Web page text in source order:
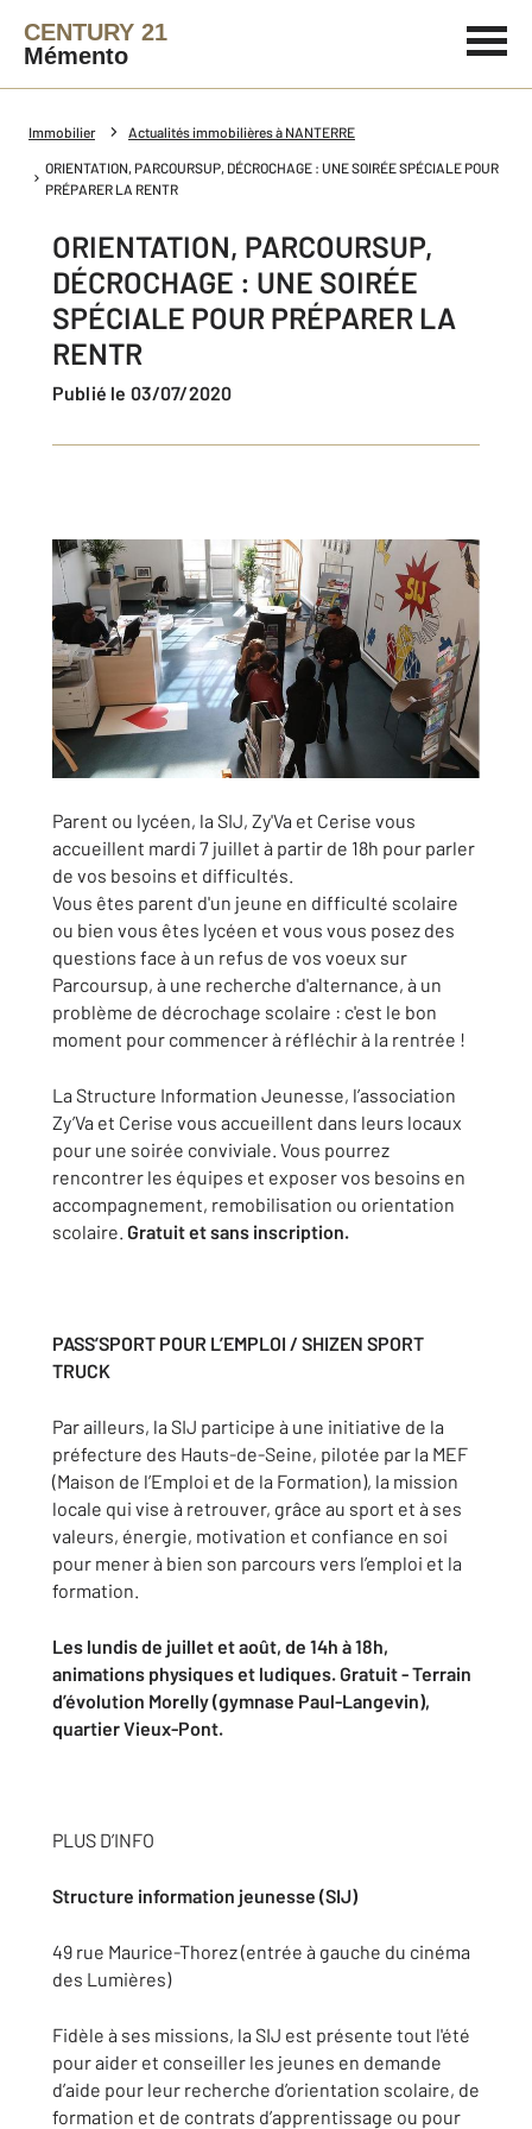
CENTURY 21
Mémento
Immobilier Actualités immobilières à NANTERRE
ORIENTATION, PARCOURSUP, DÉCROCHAGE : UNE SOIRÉE SPÉCIALE POUR
PRÉPARER LA RENTR
ORIENTATION, PARCOURSUP,
DÉCROCHAGE : UNE SOIRÉE
SPÉCIALE POUR PRÉPARER LA
RENTR
Publié le 03/07/2020
Parent ou lycéen, la SIJ, Zy'Va et Cerise vous
accueillent mardi 7 juillet à partir de 18h pour parler
de vos besoins et difficultés.
Vous êtes parent d'un jeune en difficulté scolaire
ou bien vous êtes lycéen et vous vous posez des
questions face à un refus de vos voeux sur
Parcoursup, à une recherche d'alternance, à un
problème de décrochage scolaire : c'est le bon
moment pour commencer à réfléchir à la rentrée !
La Structure Information Jeunesse, l’association
Zy’Va et Cerise vous accueillent dans leurs locaux
pour une soirée conviviale. Vous pourrez
rencontrer les équipes et exposer vos besoins en
accompagnement, remobilisation ou orientation
scolaire. Gratuit et sans inscription.
PASS’SPORT POUR L’EMPLOI / SHIZEN SPORT
TRUCK
Par ailleurs, la SIJ participe à une initiative de la
préfecture des Hauts-de-Seine, pilotée par la MEF
(Maison de l’Emploi et de la Formation), la mission
locale qui vise à retrouver, grâce au sport et à ses
valeurs, énergie, motivation et confiance en soi
pour mener à bien son parcours vers l’emploi et la
formation.
Les lundis de juillet et août, de 14h à 18h,
animations physiques et ludiques. Gratuit - Terrain
d’évolution Morelly (gymnase Paul-Langevin),
quartier Vieux-Pont.
PLUS D’INFO
Structure information jeunesse (SIJ)
49 rue Maurice-Thorez (entrée à gauche du cinéma
des Lumières)
Fidèle à ses missions, la SIJ est présente tout l'été
pour aider et conseiller les jeunes en demande
d’aide pour leur recherche d’orientation scolaire, de
formation et de contrats d’apprentissage ou pour